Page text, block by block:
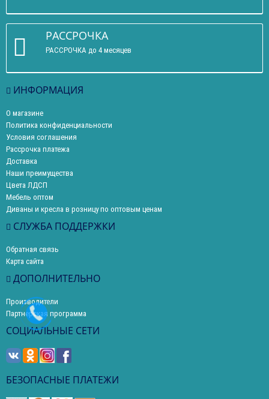
РАССРОЧКА
РАССРОЧКА до 4 месяцев
ИНФОРМАЦИЯ
О магазине
Политика конфиденциальности
Условия соглашения
Рассрочка платежа
Доставка
Наши преимущества
Цвета ЛДСП
Мебель оптом
Диваны и кресла в розницу по оптовым ценам
СЛУЖБА ПОДДЕРЖКИ
Обратная связь
Карта сайта
ДОПОЛНИТЕЛЬНО
Производители
Партнерская программа
СОЦИАЛЬНЫЕ СЕТИ
БЕЗОПАСНЫЕ ПЛАТЕЖИ